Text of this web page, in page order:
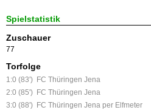
Spielstatistik
Zuschauer
77
Torfolge
1:0 (83') FC Thüringen Jena
2:0 (85') FC Thüringen Jena
3:0 (88') FC Thüringen Jena per Elfmeter